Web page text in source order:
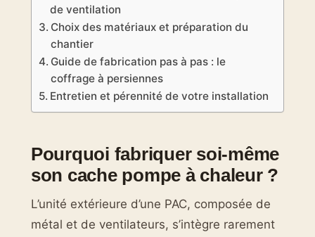
de ventilation
Choix des matériaux et préparation du
chantier
Guide de fabrication pas à pas : le
coffrage à persiennes
Entretien et pérennité de votre installation
Pourquoi fabriquer soi-même
son cache pompe à chaleur ?
L’unité extérieure d’une PAC, composée de
métal et de ventilateurs, s’intègre rarement